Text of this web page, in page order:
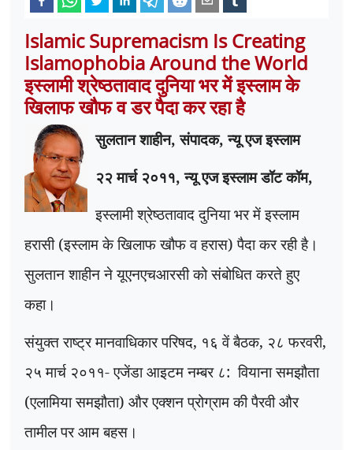
Islamic Supremacism Is Creating
Islamophobia Around the World
इस्लामी श्रेष्ठतावाद दुनिया भर में इस्लाम के
खिलाफ खौफ व डर पैदा कर रहा है
सुलतान शाहीन,संपादक,न्यू एज इस्लाम
२२ मार्च २०११,न्यू एज इस्लाम डॉट कॉम,
इस्लामी श्रेष्ठतावाद दुनिया भर में इस्लाम
हरासी (इस्लाम के खिलाफ खौफ व हरास) पैदा कर रही है।
सुलतान शाहीन ने यूएनएचआरसी को संबोधित करते हुए
कहा।
संयुक्त राष्ट्र मानवाधिकार परिषद, १६ वें बैठक, २८ फरवरी,
२५ मार्च २०११- एजेंडा आइटम नम्बर ८: वियाना समझौता
(एलामिया समझौता) और एक्शन प्रोग्राम की पैरवी और
तामील पर आम बहस।